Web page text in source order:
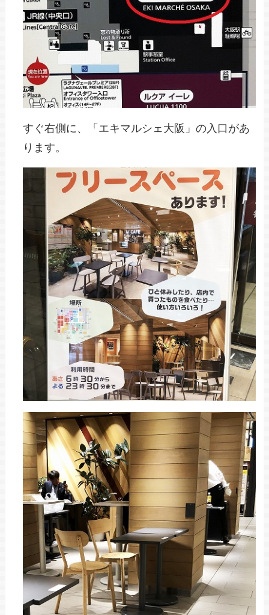
すぐ右側に、「エキマルシェ大阪」の入口があ
ります。